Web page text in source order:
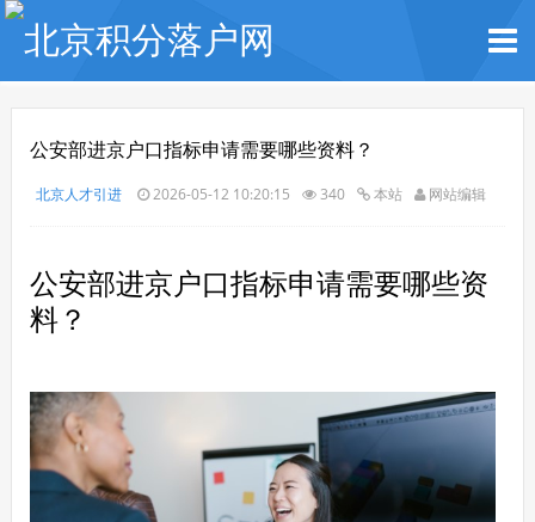
公安部进京户口指标申请需要哪些资料？
北京人才引进 2026-05-12 10:20:15 340 本站 网站编辑
公安部进京户口指标申请需要哪些资
料？